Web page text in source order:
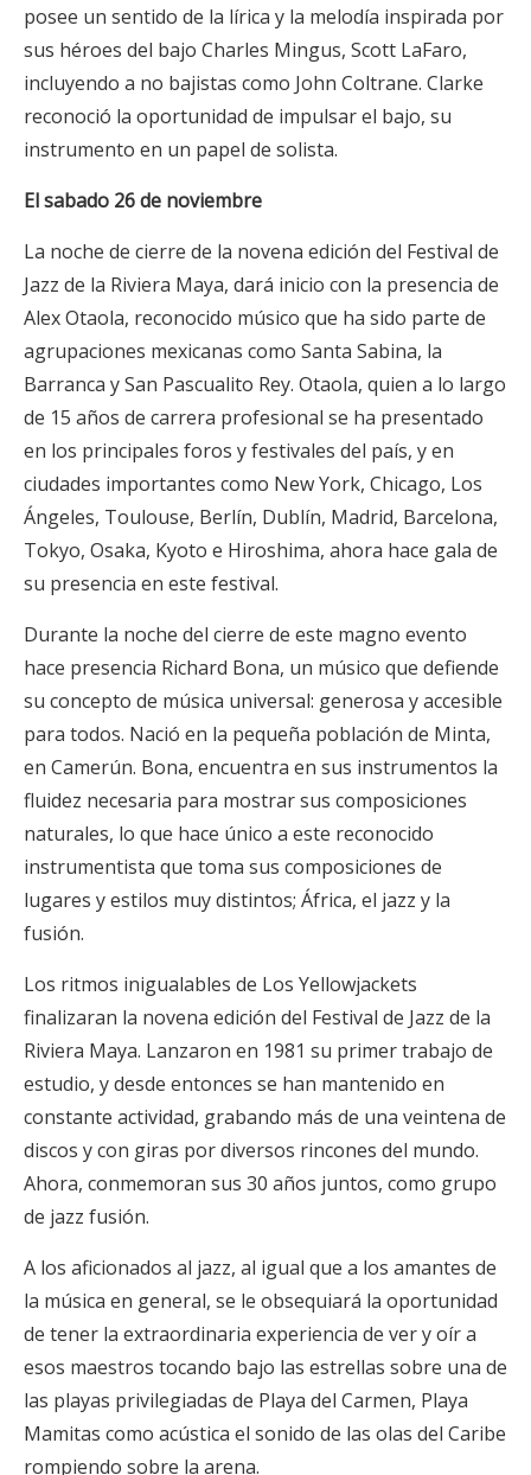
posee un sentido de la lírica y la melodía inspirada por
sus héroes del bajo Charles Mingus, Scott LaFaro,
incluyendo a no bajistas como John Coltrane. Clarke
reconoció la oportunidad de impulsar el bajo, su
instrumento en un papel de solista.
El sabado 26 de noviembre
La noche de cierre de la novena edición del Festival de
Jazz de la Riviera Maya, dará inicio con la presencia de
Alex Otaola, reconocido músico que ha sido parte de
agrupaciones mexicanas como Santa Sabina, la
Barranca y San Pascualito Rey. Otaola, quien a lo largo
de 15 años de carrera profesional se ha presentado
en los principales foros y festivales del país, y en
ciudades importantes como New York, Chicago, Los
Ángeles, Toulouse, Berlín, Dublín, Madrid, Barcelona,
Tokyo, Osaka, Kyoto e Hiroshima, ahora hace gala de
su presencia en este festival.
Durante la noche del cierre de este magno evento
hace presencia Richard Bona, un músico que defiende
su concepto de música universal: generosa y accesible
para todos. Nació en la pequeña población de Minta,
en Camerún. Bona, encuentra en sus instrumentos la
fluidez necesaria para mostrar sus composiciones
naturales, lo que hace único a este reconocido
instrumentista que toma sus composiciones de
lugares y estilos muy distintos; África, el jazz y la
fusión.
Los ritmos inigualables de Los Yellowjackets
finalizaran la novena edición del Festival de Jazz de la
Riviera Maya. Lanzaron en 1981 su primer trabajo de
estudio, y desde entonces se han mantenido en
constante actividad, grabando más de una veintena de
discos y con giras por diversos rincones del mundo.
Ahora, conmemoran sus 30 años juntos, como grupo
de jazz fusión.
A los aficionados al jazz, al igual que a los amantes de
la música en general, se le obsequiará la oportunidad
de tener la extraordinaria experiencia de ver y oír a
esos maestros tocando bajo las estrellas sobre una de
las playas privilegiadas de Playa del Carmen, Playa
Mamitas como acústica el sonido de las olas del Caribe
rompiendo sobre la arena.